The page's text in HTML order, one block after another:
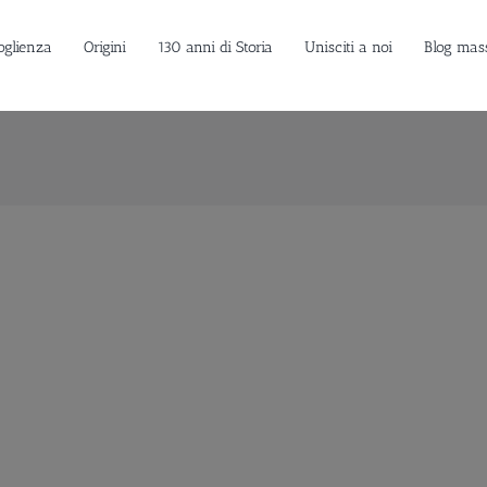
Origini 130 anni di Storia Unisciti a noi Blog